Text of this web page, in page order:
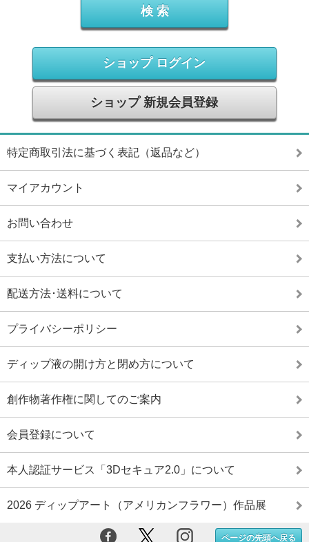
ショップ ログイン
ショップ 新規会員登録
特定商取引法に基づく表記（返品など）
マイアカウント
お問い合わせ
支払い方法について
配送方法･送料について
プライバシーポリシー
ディップ液の開け方と閉め方について
創作物著作権に関してのご案内
会員登録について
本人認証サービス「3Dセキュア2.0」について
2026 ディップアート（アメリカンフラワー）作品展
ページの先頭へ戻る